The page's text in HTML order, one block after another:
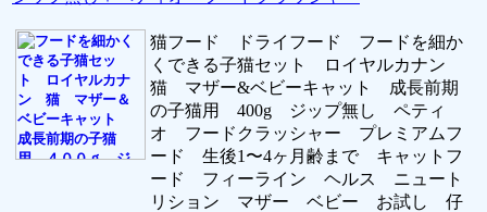
猫フード ドライフード フードを細か
くできる子猫セット ロイヤルカナン
猫 マザー&ベビーキャット 成長前期
の子猫用 400g ジップ無し ペティ
オ フードクラッシャー プレミアムフ
ード 生後1〜4ヶ月齢まで キャットフ
ード フィーライン ヘルス ニュート
リション マザー ベビー お試し 仔